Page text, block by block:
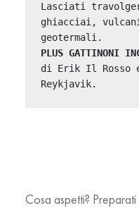
Lasciati
ghiacciai,
PLUS GATTINONI
di Erik Il Rosso
Reykjavik.
Cosa aspetti?